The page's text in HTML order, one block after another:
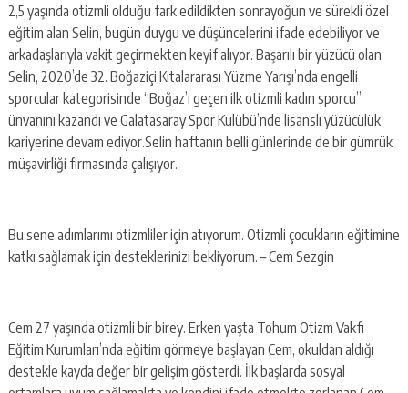
2,5 yaşında otizmli olduğu fark edildikten sonrayoğun ve sürekli özel
eğitim alan Selin, bugün duygu ve düşüncelerini ifade edebiliyor ve
arkadaşlarıyla vakit geçirmekten keyif alıyor. Başarılı bir yüzücü olan
Selin, 2020’de 32. Boğaziçi Kıtalararası Yüzme Yarışı’nda engelli
sporcular kategorisinde “Boğaz’ı geçen ilk otizmli kadın sporcu”
ünvanını kazandı ve Galatasaray Spor Kulübü’nde lisanslı yüzücülük
kariyerine devam ediyor.Selin haftanın belli günlerinde de bir gümrük
müşavirliği firmasında çalışıyor.
Bu sene adımlarımı otizmliler için atıyorum. Otizmli çocukların eğitimine
katkı sağlamak için desteklerinizi bekliyorum. – Cem Sezgin
Cem 27 yaşında otizmli bir birey. Erken yaşta Tohum Otizm Vakfı
Eğitim Kurumları’nda eğitim görmeye başlayan Cem, okuldan aldığı
destekle kayda değer bir gelişim gösterdi. İlk başlarda sosyal